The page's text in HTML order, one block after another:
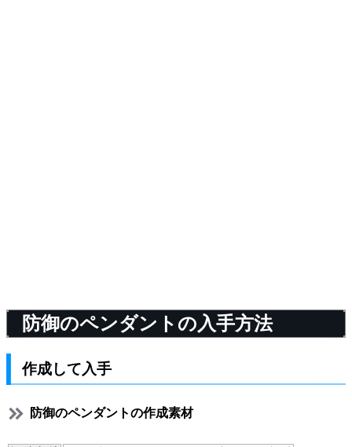
防御のペンダントの入手方法
作成して入手
防御のペンダントの作成素材